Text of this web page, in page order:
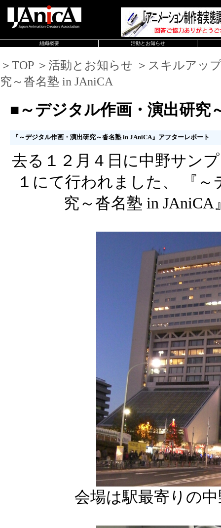
組織概要 活動とお知らせ
＞TOP ＞活動とお知らせ ＞スキルアッ
究～沓名塾 in JAniCA
■～デジタル作画・演出研究
『～デジタル作画・演出研究～沓名塾 in JAniCA』アフターレポート
去る１２月４日に中野サン
１にて行われました、 『
究～沓名塾 in
会場は駅最寄りの